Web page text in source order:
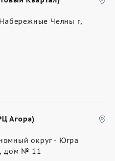
Челны г,
Агора)
округ - Югра
дом № 11